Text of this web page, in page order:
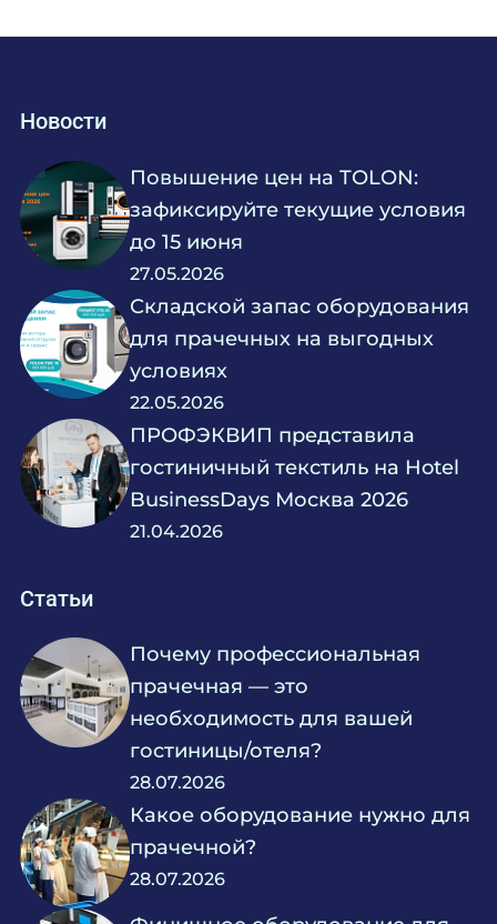
Новости
Повышение цен на TOLON:
зафиксируйте текущие условия
до 15 июня
27.05.2026
Складской запас оборудования
для прачечных на выгодных
условиях
22.05.2026
ПРОФЭКВИП представила
гостиничный текстиль на Hotel
BusinessDays Москва 2026
21.04.2026
Статьи
Почему профессиональная
прачечная — это
необходимость для вашей
гостиницы/отеля?
28.07.2026
Какое оборудование нужно для
прачечной?
28.07.2026